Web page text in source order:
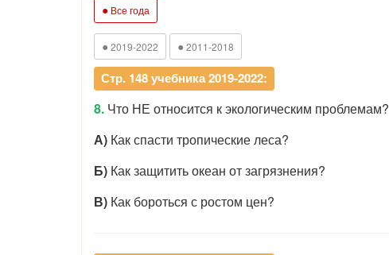
● Все года
● 2019-2022 ● 2011-2018
Стр. 148 учебника 2019-2022:
8. Что НЕ относится к экологическим проблемам?
А) Как спасти тропические леса?
Б) Как защитить океан от загрязнения?
В) Как бороться с ростом цен?